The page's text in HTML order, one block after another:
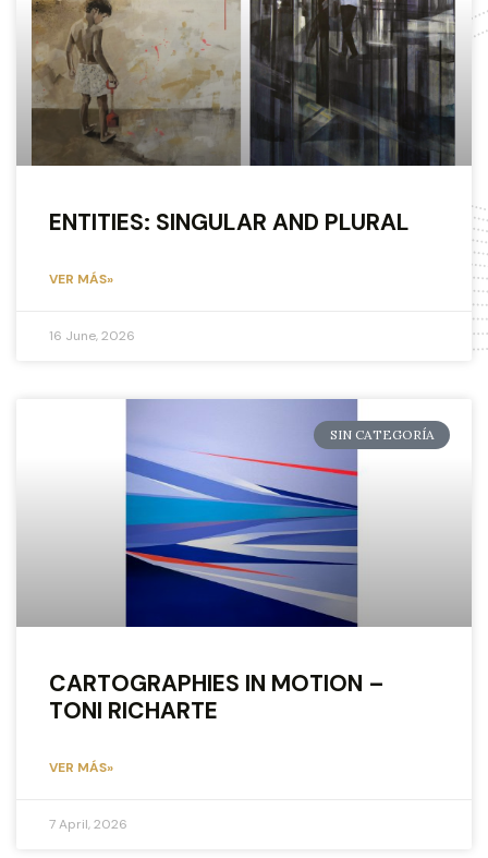
ENTITIES: SINGULAR AND PLURAL
VER MÁS»
16 June, 2026
SIN CATEGORÍA
CARTOGRAPHIES IN MOTION –
TONI RICHARTE
VER MÁS»
7 April, 2026